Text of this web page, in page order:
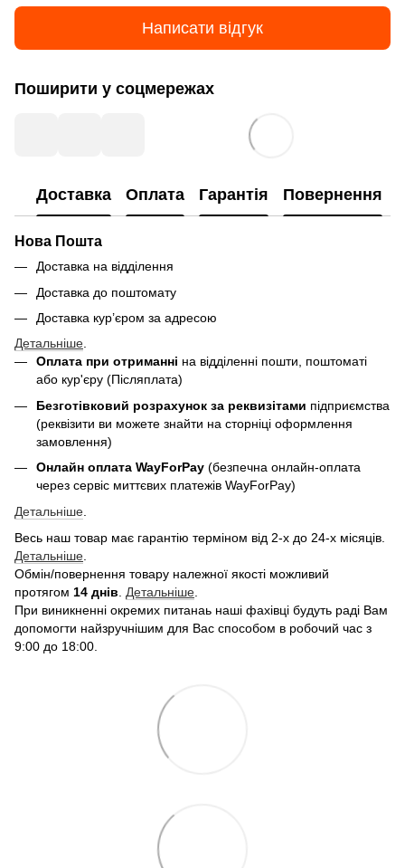
Написати відгук
Поширити у соцмережах
Доставка Оплата Гарантія Повернення
Нова Пошта
Доставка на відділення
Доставка до поштомату
Доставка кур’єром за адресою
Детальніше.
Оплата при отриманні на відділенні пошти, поштоматі
або кур'єру (Післяплата)
Безготівковий розрахунок за реквизітами підприємства
(реквізити ви можете знайти на сторніці оформлення
замовлення)
Онлайн оплата WayForPay (безпечна онлайн-оплата
через сервіс миттєвих платежів WayForPay)
Детальніше
Весь наш товар має гарантію терміном від 2-х до 24-х місяців.
Детальніше
Обмін/повернення товару належної якості можливий
протягом 14 днів Детальніше
При виникненні окремих питанаь наші фахівці будуть раді Вам
допомогти найзручнішим для Вас способом в робочий час з
9:00 до 18:00.